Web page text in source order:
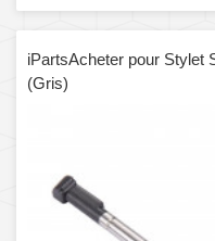
iPartsAcheter pour Stylet
(Gris)